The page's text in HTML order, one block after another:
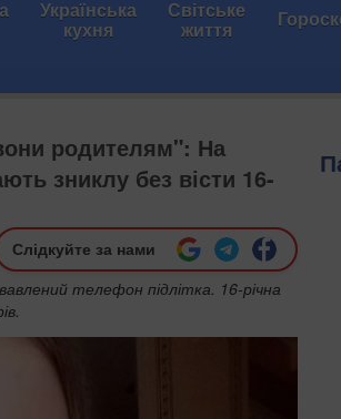
Українська
кухня
Світське
життя
родителям": На
зниклу без вісти 16-
Слідкуйте за нами
телефон підлітка. 16-річна